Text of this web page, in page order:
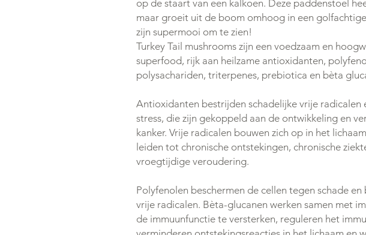
op de staart van een kalkoen. Deze paddenstoel
maar groeit uit de boom omhoog in een
zijn supermooi om te zien!
Turkey Tail mushrooms zijn een voedzaam en
superfood, rijk aan heilzame antioxidanten,
polysachariden, triterpenes, prebiotica en bèta
Antioxidanten bestrijden schadelijke vrije radicalen
stress, die zijn gekoppeld aan de ontwikkeling en
kanker. Vrije radicalen bouwen zich op in het
leiden tot chronische ontstekingen, chronische
vroegtijdige veroudering.
Polyfenolen beschermen de cellen tegen schade
vrije radicalen. Bèta-glucanen werken samen met
de immuunfunctie te versterken, reguleren het